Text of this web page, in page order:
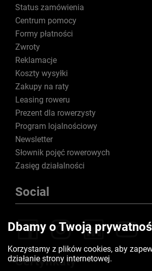
Status zamówienia
Centrum pomocy
Formy płatności
Zwroty
Reklamacje
Koszty wysyłki
Zakupy na raty
Leasing roweru
Prezent dla rowerzysty
Program lojalnościowy
Newsletter
Słownik pojęć rowerowych
Zasięg działalności
Social
Certyfikaty
Dbamy o Twoją
Korzystamy z plików cookies, aby
działanie strony internetowej.